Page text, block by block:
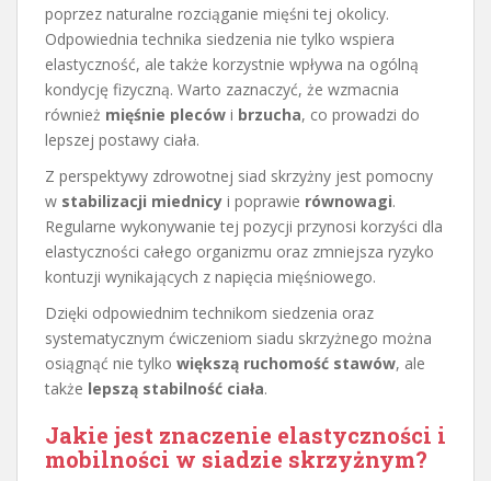
poprzez naturalne rozciąganie mięśni tej okolicy.
Odpowiednia technika siedzenia nie tylko wspiera
elastyczność, ale także korzystnie wpływa na ogólną
kondycję fizyczną. Warto zaznaczyć, że wzmacnia
również mięśnie pleców i brzucha, co prowadzi do
lepszej postawy ciała.
Z perspektywy zdrowotnej siad skrzyżny jest pomocny
w stabilizacji miednicy i poprawie równowagi.
Regularne wykonywanie tej pozycji przynosi korzyści dla
elastyczności całego organizmu oraz zmniejsza ryzyko
kontuzji wynikających z napięcia mięśniowego.
Dzięki odpowiednim technikom siedzenia oraz
systematycznym ćwiczeniom siadu skrzyżnego można
osiągnąć nie tylko większą ruchomość stawów, ale
także lepszą stabilność ciała.
Jakie jest znaczenie elastyczności i
mobilności w siadzie skrzyżnym?